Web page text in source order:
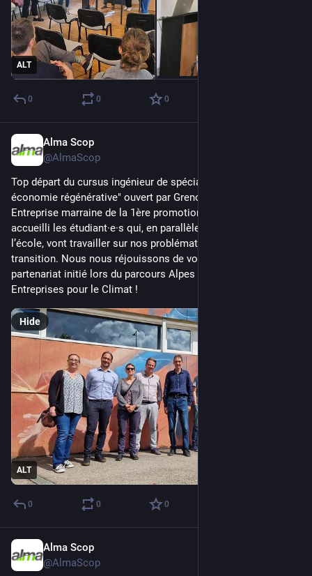
ALT
0 0 0
Alma Scop
@AlmaScop
Top départ du cursus ingénieur de spécialisation "Acteur d’une
économie régénérative" ouvert par Grenoble INP-UGA.
Entreprise marraine de la 1ère promotion, nous avons
accueilli les étudiant·e·s qui, en parallèle au parcours à
l’école, vont travailler sur nos problématiques d’entreprise en
transition. Nous nous réjouissons de voir se concrétiser ce
partenariat initié lors du parcours Alpes de la Convention des
Entreprises pour le Climat !
ALT
Hide
0 0 0
Alma Scop
@AlmaScop